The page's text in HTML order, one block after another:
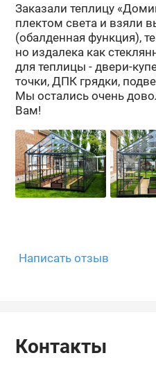
За­ка­за­ли теп­ли­цу
плек­том света и взяли
(обал­ден­ная функ­ция),
но из­да­ле­ка как
для теп­ли­цы - двери-​
точ­ки, ДПК гряд­ки,
Мы оста­лись очень
Вам!
Написать отзыв
Контакты